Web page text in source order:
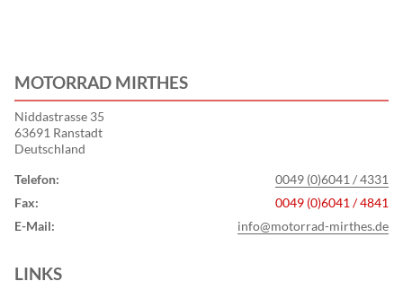
MOTORRAD MIRTHES
Niddastrasse 35
63691 Ranstadt
Deutschland
Telefon:
0049 (0)6041 / 4331
Fax:
0049 (0)6041 / 4841
E-Mail:
info@motorrad-mirthes.de
LINKS